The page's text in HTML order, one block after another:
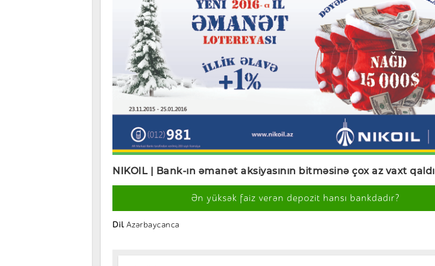
NIKOIL | Bank-ın əmanət aksiyasının bitməsinə çox az vaxt qaldı
Ən yüksək faiz verən depozit hansı bankdadır?
Dil Azərbaycanca